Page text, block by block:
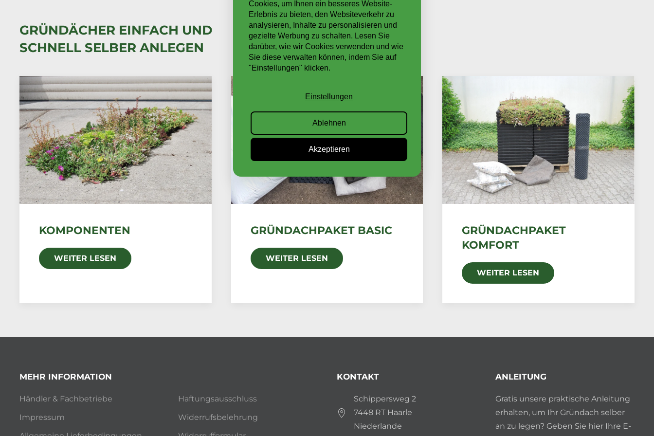
GRÜNDÄCHER EINFACH UND
SCHNELL SELBER ANLEGEN
KOMPONENTEN
WEITER LESEN
GRÜNDACHPAKET BASIC
WEITER LESEN
GRÜNDACHPAKET
KOMFORT
WEITER LESEN
MEHR INFORMATION
Händler & Fachbetriebe
Impressum
Haftungsausschluss
Widerrufsbelehrung
KONTAKT
Schippersweg 2
7448 RT Haarle
Niederlande
ANLEITUNG
Gratis unsere praktische Anleitung
erhalten, um Ihr Gründach selber
an zu legen? Geben Sie hier Ihre E-
Cookies, um Ihnen ein besseres Website-
Erlebnis zu bieten, den Websiteverkehr zu
analysieren, Inhalte zu personalisieren und
gezielte Werbung zu schalten. Lesen Sie
darüber, wie wir Cookies verwenden und wie
Sie diese verwalten können, indem Sie auf
"Einstellungen" klicken.
Einstellungen
Ablehnen
Akzeptieren